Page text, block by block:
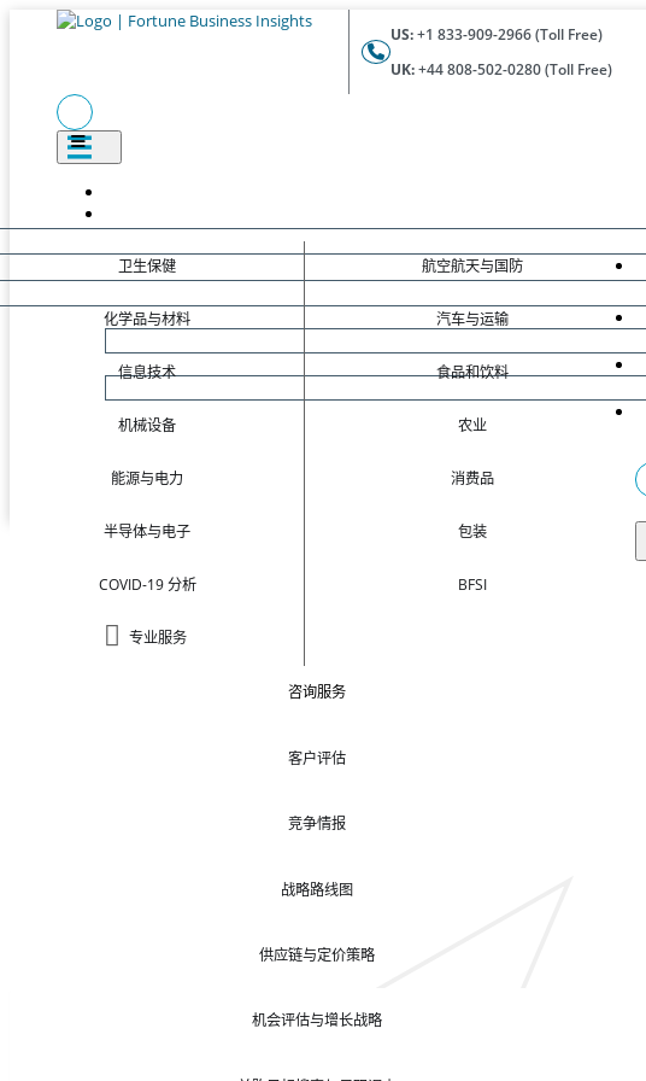
US:+1 833-909-2966 (Toll Free)
UK:+44 808-502-0280 (Toll Free)
卫生保健
化学品与材料
信息技术
机械设备
能源与电力
半导体与电子
COVID-19 分析
专业服务
航空航天与国防
汽车与运输
食品和饮料
农业
消费品
包装
BFSI
咨询服务
客户评估
竞争情报
战略路线图
供应链与定价策略
机会评估与增长战略